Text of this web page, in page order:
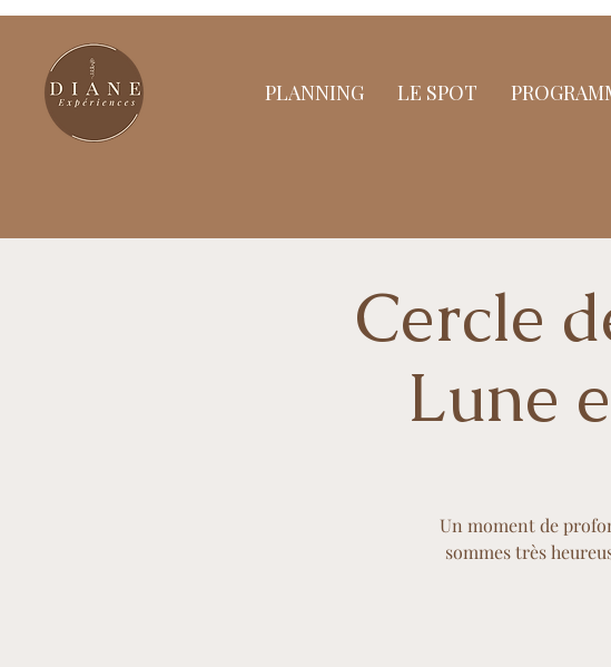
PLANNING LE SPOT
Cercle
Lune
Un moment de
sommes très